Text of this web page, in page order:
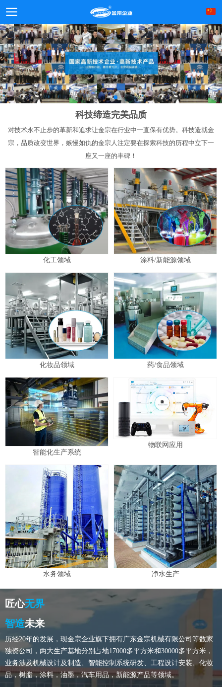
科技缔造完美品质
对技术永不止步的革新和追求让金宗在行业中一直保有优势。科技造就金
宗，品质改变世界，嫉慢如仇的金宗人注定要在探索科技的历程中立下一
座又一座的丰碑！
化工领域 涂料/新能源领域
化妆品领域 药/食品领域
智能化生产系统
物联网应用
水务领域 净水生产
匠心无界
智造未来
历经20年的发展，现金宗企业旗下拥有广东金宗机械有限公司等数家
独资公司，两大生产基地分别占地17000多平方米和30000多平方米，
业务涉及机械设计及制造、智能控制系统研发、工程设计安装、化妆
品，树脂，涂料，油墨，汽车用品，新能源产品等领域。